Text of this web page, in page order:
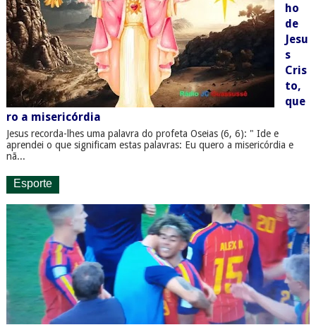
ho
de
Jesu
s
Cris
to,
que
ro a misericórdia
Jesus recorda-lhes uma palavra do profeta Oseias (6, 6): " Ide e
aprendei o que significam estas palavras: Eu quero a misericórdia e
nã...
Esporte